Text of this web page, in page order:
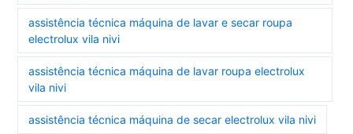
assistência técnica máquina de lavar e secar roupa
electrolux vila nivi
assistência técnica máquina de lavar roupa electrolux
vila nivi
assistência técnica máquina de secar electrolux vila nivi